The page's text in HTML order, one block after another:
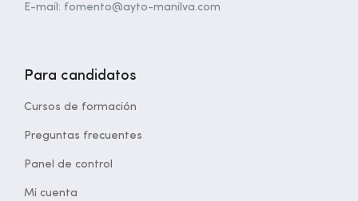
E-mail: fomento@ayto-manilva.com
Para candidatos
Cursos de formación
Preguntas frecuentes
Panel de control
Mi cuenta